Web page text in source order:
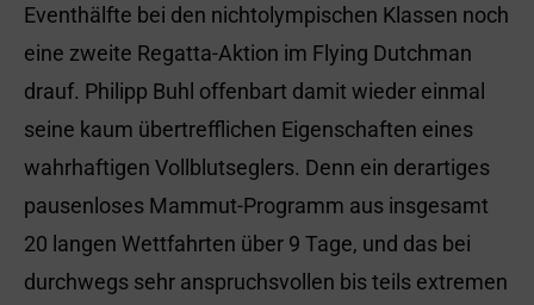
Eventhälfte bei den nichtolympischen Klassen noch
eine zweite Regatta-Aktion im Flying Dutchman
drauf. Philipp Buhl offenbart damit wieder einmal
seine kaum übertrefflichen Eigenschaften eines
wahrhaftigen Vollblutseglers. Denn ein derartiges
pausenloses Mammut-Programm aus insgesamt
20 langen Wettfahrten über 9 Tage, und das bei
durchwegs sehr anspruchsvollen bis teils extremen